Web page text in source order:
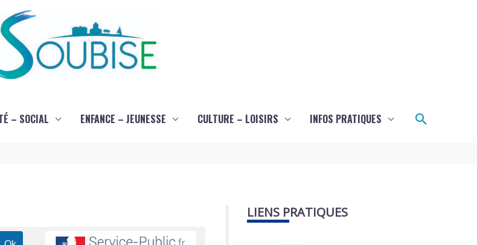
– SOCIAL ENFANCE – JEUNESSE CULTURE – LOISIRS INFOS PRATIQUES
LIENS PRATIQUES